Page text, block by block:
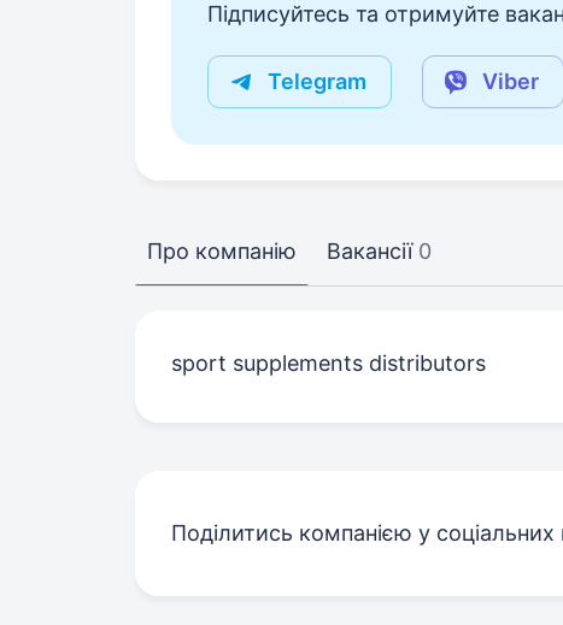
Підписуйтесь та отримуйте
Telegram Viber
Про компанію Вакансії 0
sport supplements distributors
Поділитись компанією у